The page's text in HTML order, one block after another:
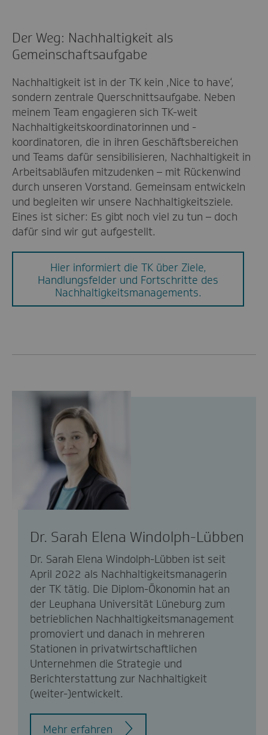
Der Weg: Nachhaltigkeit als
Gemeinschaftsaufgabe
Nachhaltigkeit ist in der TK kein ‚Nice to have‘,
sondern zentrale Querschnittsaufgabe. Neben
meinem Team engagieren sich TK-weit
Nachhaltigkeitskoordinatorinnen und -
koordinatoren, die in ihren Geschäftsbereichen
und Teams dafür sensibilisieren, Nachhaltigkeit in
Arbeitsabläufen mitzudenken – mit Rückenwind
durch unseren Vorstand. Gemeinsam entwickeln
und begleiten wir unsere Nachhaltigkeitsziele.
Eines ist sicher: Es gibt noch viel zu tun – doch
dafür sind wir gut aufgestellt.
Hier informiert die TK über Ziele,
Handlungsfelder und Fortschritte des
Nachhaltigkeitsmanagements.
Dr. Sarah Elena Windolph-Lübben
Dr. Sarah Elena Windolph-Lübben ist seit
April 2022 als Nachhaltigkeitsmanagerin
der TK tätig. Die Diplom-Ökonomin hat an
der Leuphana Universität Lüneburg zum
betrieblichen Nachhaltigkeitsmanagement
promoviert und danach in mehreren
Stationen in privatwirtschaftlichen
Unternehmen die Strategie und
Berichterstattung zur Nachhaltigkeit
(weiter-)entwickelt.
Mehr erfahren